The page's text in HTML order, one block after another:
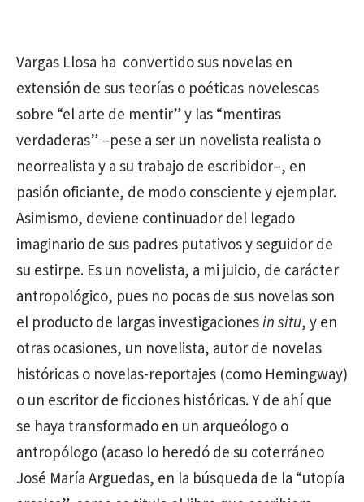
Vargas Llosa ha convertido sus novelas en
extensión de sus teorías o poéticas novelescas
sobre “el arte de mentir” y las “mentiras
verdaderas” –pese a ser un novelista realista o
neorrealista y a su trabajo de escribidor–, en
pasión oficiante, de modo consciente y ejemplar.
Asimismo, deviene continuador del legado
imaginario de sus padres putativos y seguidor de
su estirpe. Es un novelista, a mi juicio, de carácter
antropológico, pues no pocas de sus novelas son
el producto de largas investigacionesin situ, y en
otras ocasiones, un novelista, autor de novelas
históricas o novelas-reportajes (como Hemingway)
o un escritor de ficciones históricas. Y de ahí que
se haya transformado en un arqueólogo o
antropólogo (acaso lo heredó de su coterráneo
José María Arguedas, en la búsqueda de la “utopía